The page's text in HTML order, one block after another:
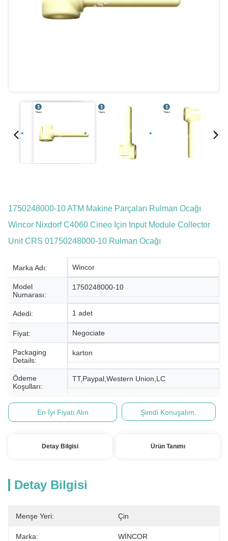
1750248000-10 ATM Makine Parçaları Rulman Ocağı
Wincor Nixdorf C4060 Cineo Için Input Module Collector
Unit CRS 01750248000-10 Rulman Ocağı
Marka Adı: Wincor
Model
Numarası:
1750248000-10
Adedi: 1 adet
Fiyat: Negociate
Packaging
Details:
karton
Ödeme
Koşulları:
TT,Paypal,Western Union,LC
En İyi Fiyatı Alın Şimdi Konuşalım.
Detay Bilgisi Ürün Tanımı
Detay Bilgisi
Menşe Yeri: Çin
Marka: WİNCOR